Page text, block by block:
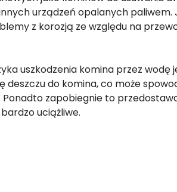
urządzeń opalanych
z korozją ze względu na
uszkodzenia komina przez wodę
deszczu do komina, co może
Ponadto zapobiegnie to
uciążliwe.